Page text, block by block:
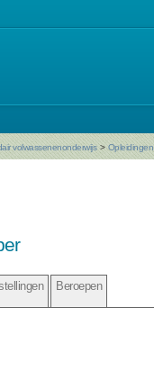
volwassenenonderwijs > Opleidingen
Beroepen